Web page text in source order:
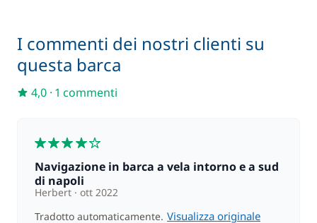
/ notte
Hostess (pasti non inclusi)
Kayak
/ notte
/ notte
I commenti dei nostri clienti su
questa barca
4,0 · 1 commenti
Navigazione in barca a vela intorno e a sud
di napoli
Herbert
ott 2022
Tradotto automaticamente. Visualizza originale